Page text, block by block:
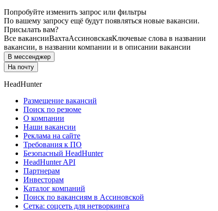
Попробуйте изменить запрос или фильтры
По вашему запросу ещё будут появляться новые вакансии.
Присылать вам?
Все вакансииВахтаАссиновскаяКлючевые слова в названии
вакансии, в названии компании и в описании вакансии
В мессенджер
На почту
HeadHunter
Размещение вакансий
Поиск по резюме
О компании
Наши вакансии
Реклама на сайте
Требования к ПО
Безопасный HeadHunter
HeadHunter API
Партнерам
Инвесторам
Каталог компаний
Поиск по вакансиям в Ассиновской
Сетка: соцсеть для нетворкинга